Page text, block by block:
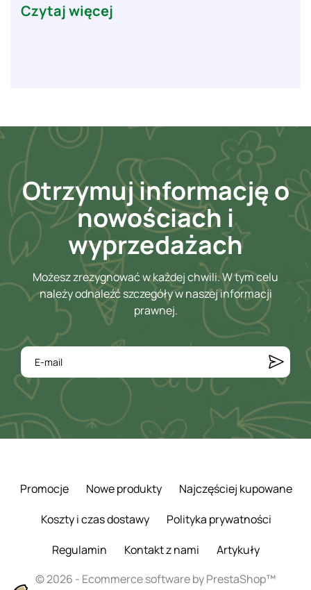
Czytaj więcej
Otrzymuj informację o
nowościach i
wyprzedażach
Możesz zrezygnować w każdej chwili. W tym celu
należy odnaleźć szczegóły w naszej informacji
prawnej.
Promocje Nowe produkty
Najczęściej kupowane
Koszty i czas dostawy
Polityka prywatności
Regulamin
Kontakt z nami
Artykuły
© 2026 - Ecommerce software by PrestaShop™